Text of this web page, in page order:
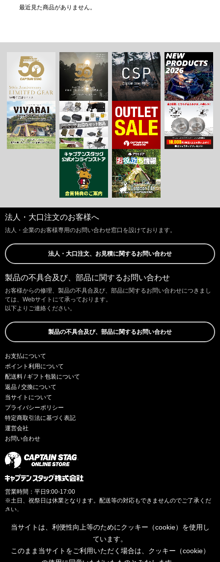
最近見た商品がありません。
法人・大口注文のお客様へ
法人・企業のお客様専用のお問い合わせ窓口を設けております。
法人・大口注文、お見積に関するお問い合わせ
製品の不具合及び、部品に関するお問い合わせ
お客様からの修理、製品の不具合及び、部品に関するお問い合わせにつきまし
ては、Webサイトにて承っております。
以下よりご連絡ください。
製品の不具合及び、部品に関するお問い合わせ
お支払について
ポイント利用について
配送料 / ギフト包装について
返品 / 交換について
当サイトについて
プライバシーポリシー
特定商取引法に基づく表記
運営会社
お問い合わせ
営業時間：平日9:00-17:00
※土日、祝祭日は休業となります。配送等の対応もできませんのでご了承くだ
さい。
当サイトは、利便性向上等のためにクッキー（cookie）を使用し
ています。
このまま当サイトをご利用いただく場合は、クッキー（cookie）